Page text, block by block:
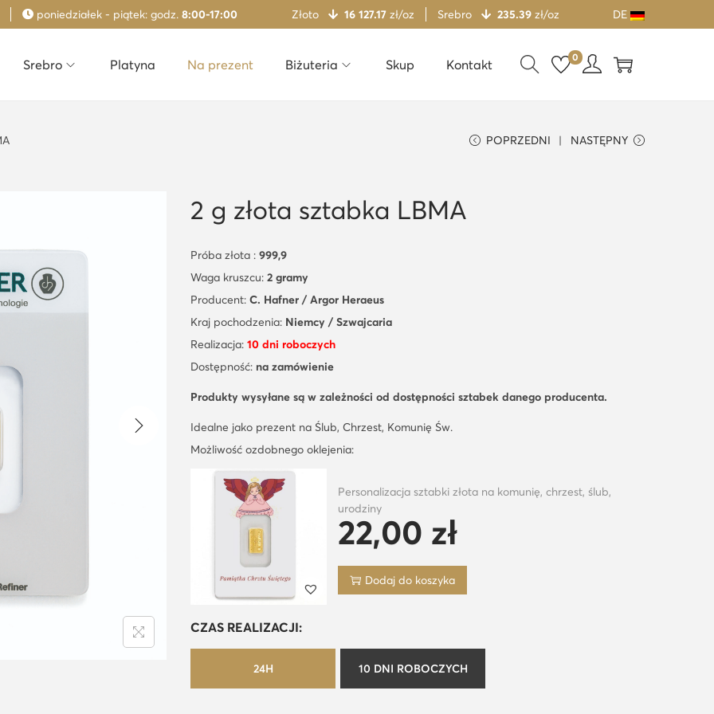
poniedziałek - piątek: godz. 8:00-17:00 Złoto 16 127.17zł/oz Srebro 235.39zł/oz DE
Srebro Platyna Na prezent Biżuteria Skup Kontakt 0
POPRZEDNI NASTĘPNY
2 g złota sztabka LBMA
Próba złota : 999,9
Waga kruszcu: 2 gramy
Producent: C. Hafner / Argor Heraeus
Kraj pochodzenia: Niemcy / Szwajcaria
Realizacja: 10 dni roboczych
Dostępność: na zamówienie
Produkty wysyłane są w zależności od dostępności sztabek danego producenta.
Idealne jako prezent na Ślub, Chrzest, Komunię Św.
Możliwość ozdobnego oklejenia:
Personalizacja sztabki złota na komunię, chrzest, ślub,
urodziny
22,00 zł
Dodaj do koszyka
CZAS REALIZACJI:
24H 10 DNI ROBOCZYCH